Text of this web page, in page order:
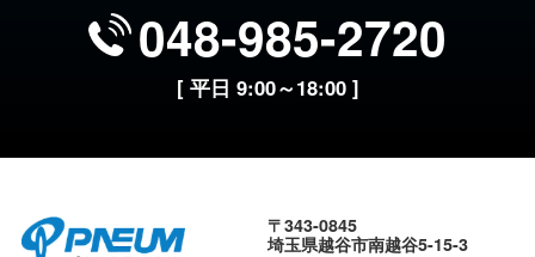
048-985-2720
[ 平日 9:00～18:00 ]
〒343-0845
埼玉県越谷市南越谷5-15-3